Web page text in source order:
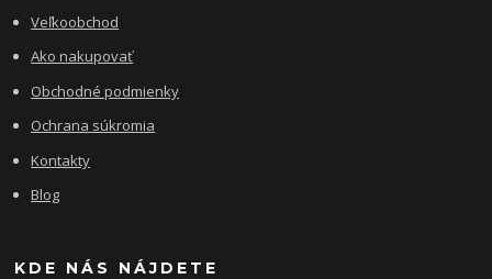
Veľkoobchod
Ako nakupovať
Obchodné podmienky
Ochrana súkromia
Kontakty
Blog
KDE NÁS NÁJDETE